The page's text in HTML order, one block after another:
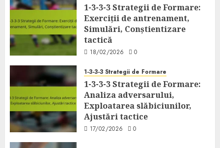
1-3-3-3 Strategii de Formare:
Exerciții de antrenament,
Simulări, Conștientizare
tactică
18/02/2026 0
1-3-3-3 Strategii de Formare
1-3-3-3 Strategii de Formare:
Analiza adversarului,
Exploatarea slăbiciunilor,
Ajustări tactice
17/02/2026 0